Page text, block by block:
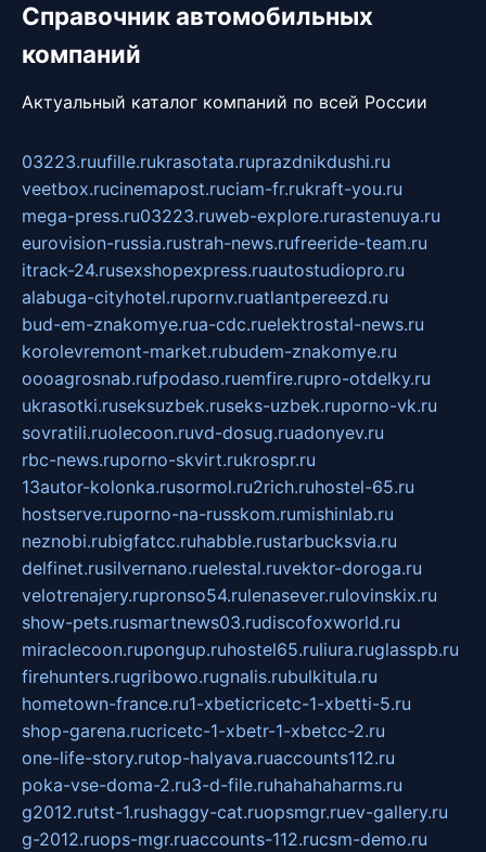
Справочник автомобильных
компаний
Актуальный каталог компаний по всей России
03223.ruufille.rukrasotata.ruprazdnikdushi.ru
veetbox.rucinemapost.ruciam-fr.rukraft-you.ru
mega-press.ru03223.ruweb-explore.rurastenuya.ru
eurovision-russia.rustrah-news.rufreeride-team.ru
itrack-24.rusexshopexpress.ruautostudiopro.ru
alabuga-cityhotel.rupornv.ruatlantpereezd.ru
bud-em-znakomye.rua-cdc.ruelektrostal-news.ru
korolevremont-market.rubudem-znakomye.ru
oooagrosnab.rufpodaso.ruemfire.rupro-otdelky.ru
ukrasotki.ruseksuzbek.ruseks-uzbek.ruporno-vk.ru
sovratili.ruolecoon.ruvd-dosug.ruadonyev.ru
rbc-news.ruporno-skvirt.rukrospr.ru
13autor-kolonka.rusormol.ru2rich.ruhostel-65.ru
hostserve.ruporno-na-russkom.rumishinlab.ru
neznobi.rubigfatcc.ruhabble.rustarbucksvia.ru
delfinet.rusilvernano.ruelestal.ruvektor-doroga.ru
velotrenajery.rupronso54.rulenasever.rulovinskix.ru
show-pets.rusmartnews03.rudiscofoxworld.ru
miraclecoon.rupongup.ruhostel65.ruliura.ruglasspb.ru
firehunters.rugribowo.rugnalis.rubulkitula.ru
hometown-france.ru1-xbeticricetc-1-xbetti-5.ru
shop-garena.rucricetc-1-xbetr-1-xbetcc-2.ru
one-life-story.rutop-halyava.ruaccounts112.ru
poka-vse-doma-2.ru3-d-file.ruhahahaharms.ru
g2012.rutst-1.rushaggy-cat.ruopsmgr.ruev-gallery.ru
g-2012.ruops-mgr.ruaccounts-112.rucsm-demo.ru